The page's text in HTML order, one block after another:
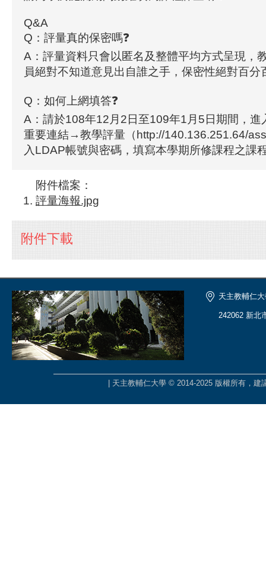
Q&A
Q：評量真的保密嗎❓
A：評量資料只會以匿名及整體平均方式呈現，
員絕對不知道意見出自誰之手，保密性絕對百分
Q：如何上網填答❓
A：請於108年12月2日至109年1月5日期間，
重要連結→教學評量（http://140.136.251.64/
入LDAP帳號與密碼，填寫本學期所修課程之課
附件檔案：
評量海報.jpg
附件下載
天主教輔仁
242062 新北
| 天主教輔仁大學 © 2014-2025 版權所有，